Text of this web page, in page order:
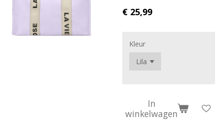
€ 25,99
Kleur
In
winkelwagen